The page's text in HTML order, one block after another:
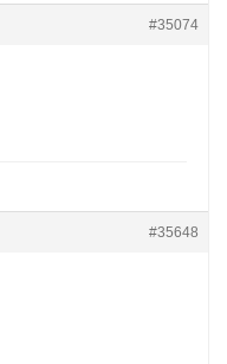
#35074
#35648